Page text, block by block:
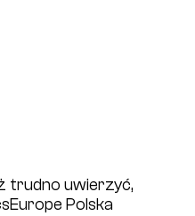
trudno uwierzyć,
Polska